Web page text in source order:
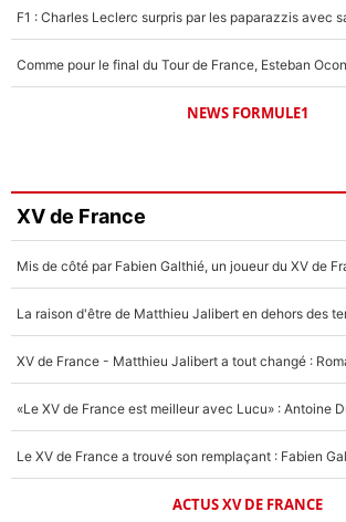
NEWS FORMULE1
XV de France
ACTUS XV DE FRANCE